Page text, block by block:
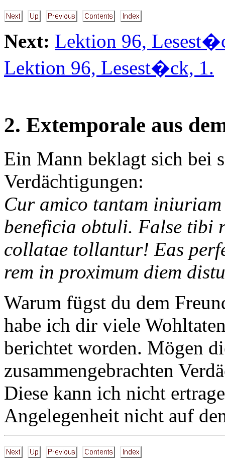
Next: Lektion 96,
Lektion 96, Lesest�ck, 1.
2. Extemporale aus
Ein Mann beklagt sich bei
Verdächtigungen:
Cur amico tantam
beneficia obtuli. False tibi
collatae tollantur! Eas
rem in proximum diem
Warum fügst du dem
habe ich dir viele
berichtet worden. Mögen
zusammengebrachten
Diese kann ich nicht
Angelegenheit nicht auf